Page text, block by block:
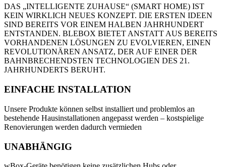
DAS „INTELLIGENTE ZUHAUSE“ (SMART HOME) IST
KEIN WIRKLICH NEUES KONZEPT. DIE ERSTEN IDEEN
SIND BEREITS VOR EINEM HALBEN JAHRHUNDERT
ENTSTANDEN. BLEBOX BIETET ANSTATT AUS BEREITS
VORHANDENEN LÖSUNGEN ZU EVOLVIEREN, EINEN
REVOLUTIONÄREN ANSATZ, DER AUF EINER DER
BAHNBRECHENDSTEN TECHNOLOGIEN DES 21.
JAHRHUNDERTS BERUHT.
EINFACHE INSTALLATION
Unsere Produkte können selbst installiert und problemlos an
bestehende Hausinstallationen angepasst werden – kostspielige
Renovierungen werden dadurch vermieden
UNABHÄNGIG